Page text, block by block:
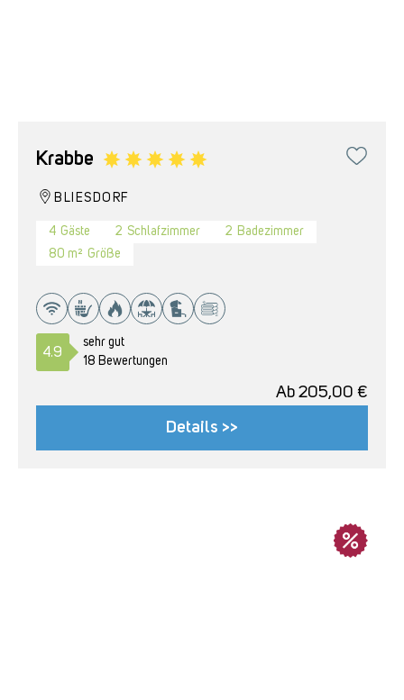
Krabbe
BLIESDORF
4 Gäste 2 Schlafzimmer 2 Badezimmer
80 m² Größe
4.9
sehr gut
18 Bewertungen
Ab 205,00 €
Details >>